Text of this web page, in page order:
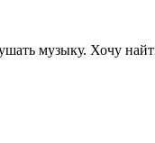
музыку. Хочу